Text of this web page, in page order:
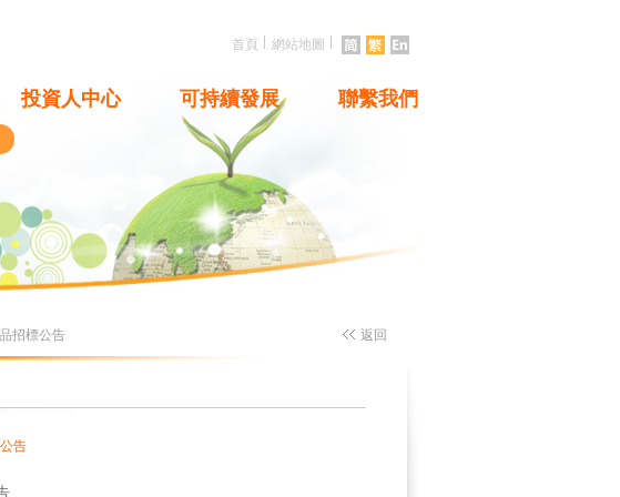
首頁 網站地圖
投資人中心 可持續發展 聯繫我們
招標公告 返回
告